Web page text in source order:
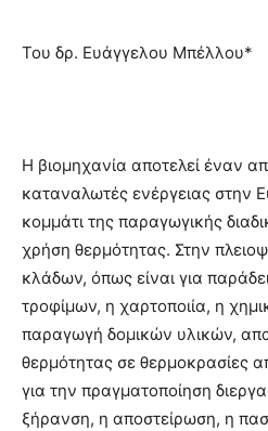
Του δρ. Ευάγγελου Μπέλλου*
Η βιομηχανία αποτελεί έναν
καταναλωτές ενέργειας στην
κομμάτι της παραγωγικής
χρήση θερμότητας. Στην
κλάδων, όπως είναι για
τροφίμων, η χαρτοποιία, η
παραγωγή δομικών υλικών,
θερμότητας σε θερμοκρασίες
για την πραγματοποίηση
ξήρανση, η αποστείρωση, η